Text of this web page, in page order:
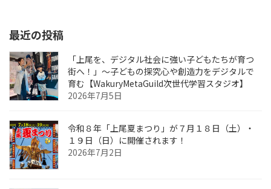
最近の投稿
「上尾を、デジタル社会に強い子どもたちが育つ
街へ！」〜子どもの探究心や創造力をデジタルで
育む【WakuryMetaGuild次世代学習スタジオ】
2026年7月5日
令和８年「上尾夏まつり」が７月１８日（土）・
１９日（日）に開催されます！
2026年7月2日